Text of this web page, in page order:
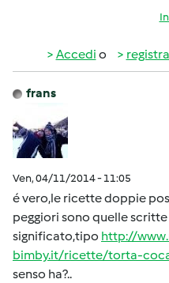
Accedi o
frans
Ven, 04/11/2014 - 11:05
é vero,le ricette doppie
peggiori sono quelle scritte
significato,tipo http://
bimby.it/ricette/torta-
senso ha?..